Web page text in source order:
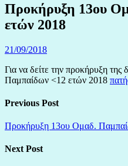
Προκήρυξη 13ου
ετών 2018
21/09/2018
Για να δείτε την προκήρυξη
Παμπαίδων <12 ετών 2018
Previous Post
Προκήρυξη 13ου Ομαδ.
Next Post